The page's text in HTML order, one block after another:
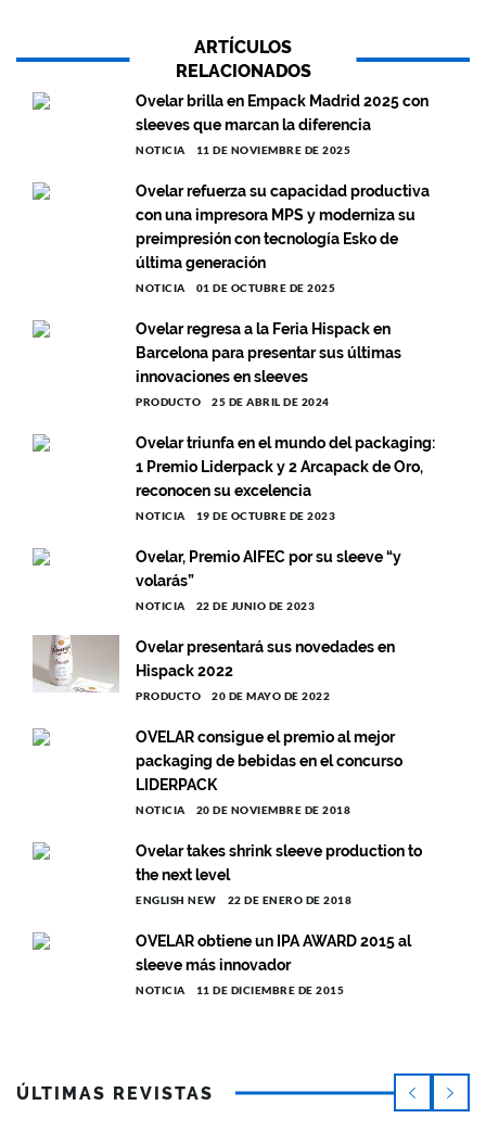
ARTÍCULOS
RELACIONADOS
Ovelar brilla en Empack Madrid 2025 con
sleeves que marcan la diferencia
NOTICIA 11 DE NOVIEMBRE DE 2025
Ovelar refuerza su capacidad productiva
con una impresora MPS y moderniza su
preimpresión con tecnología Esko de
última generación
NOTICIA 01 DE OCTUBRE DE 2025
Ovelar regresa a la Feria Hispack en
Barcelona para presentar sus últimas
innovaciones en sleeves
PRODUCTO 25 DE ABRIL DE 2024
Ovelar triunfa en el mundo del packaging:
1 Premio Liderpack y 2 Arcapack de Oro,
reconocen su excelencia
NOTICIA 19 DE OCTUBRE DE 2023
Ovelar, Premio AIFEC por su sleeve “y
volarás”
NOTICIA 22 DE JUNIO DE 2023
Ovelar presentará sus novedades en
Hispack 2022
PRODUCTO 20 DE MAYO DE 2022
OVELAR consigue el premio al mejor
packaging de bebidas en el concurso
LIDERPACK
NOTICIA 20 DE NOVIEMBRE DE 2018
Ovelar takes shrink sleeve production to
the next level
ENGLISH NEW 22 DE ENERO DE 2018
OVELAR obtiene un IPA AWARD 2015 al
sleeve más innovador
NOTICIA 11 DE DICIEMBRE DE 2015
ÚLTIMAS REVISTAS